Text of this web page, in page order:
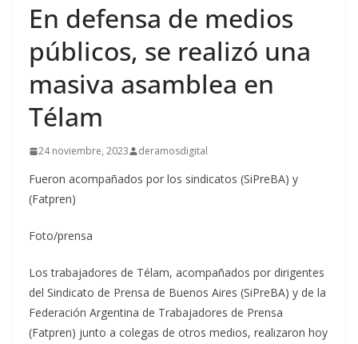
En defensa de medios
públicos, se realizó una
masiva asamblea en
Télam
24 noviembre, 2023 deramosdigital
Fueron acompañados por los sindicatos (SiPreBA) y
(Fatpren)
Foto/prensa
Los trabajadores de Télam, acompañados por dirigentes
del Sindicato de Prensa de Buenos Aires (SiPreBA) y de la
Federación Argentina de Trabajadores de Prensa
(Fatpren) junto a colegas de otros medios, realizaron hoy